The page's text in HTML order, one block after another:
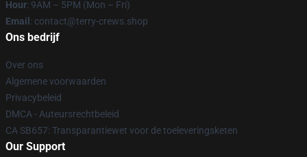
Hour: 9AM – 5PM (Mon – Fri)
Email : contact@terry-crews.shop
Ons bedrijf
Over ons
Algemene voorwaarden
Privacybeleid
DMCA - Auteursrechtbeleid
CA SB657: Transparantiewet voor de toeleveringsketen
Our Support